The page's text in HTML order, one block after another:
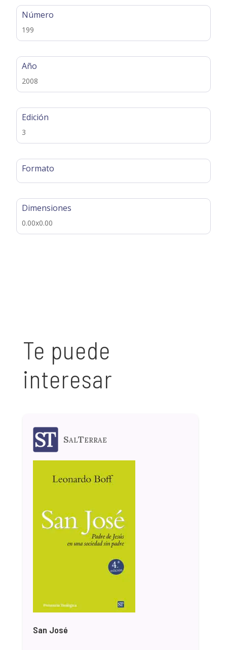
Número
199
Año
2008
Edición
3
Formato
Dimensiones
0.00x0.00
Te puede
interesar
SalTerrae
San José